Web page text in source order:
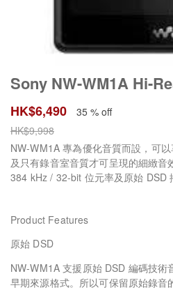
Sony NW-WM1A Hi-
HK$6,490
35 % off
HK$9,998
NW-WM1A 專為優化音質而設，可
及只有錄音室音質才可呈現的細緻音
384 kHz / 32-bit 位元率及原始 DSD
Product Features
原始 DSD
NW-WM1A 支援原始 DSD 編碼技術
早期來源格式。所以可保留原始錄音